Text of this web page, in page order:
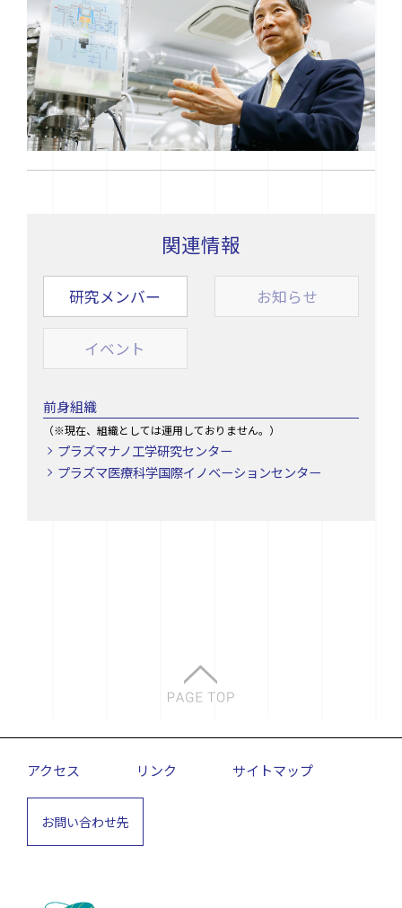
関連情報
研究メンバー お知らせ
イベント
前身組織
（※現在、組織としては運用しておりません。）
プラズマナノ工学研究センター
プラズマ医療科学国際イノベーションセンター
アクセス リンク サイトマップ
お問い合わせ先